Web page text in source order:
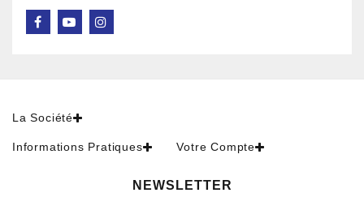
La Société
Informations Pratiques Votre Compte
NEWSLETTER